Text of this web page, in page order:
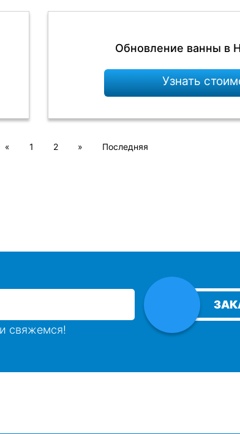
Обновление ванны в
Узнать
« 1 2 » Последняя
свяжемся!